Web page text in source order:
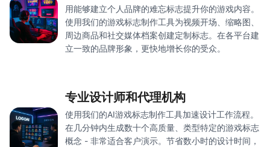
用能够建立个人品牌的难忘标志提升你的游戏内容。
使用我们的游戏标志制作工具为视频开场、缩略图、
周边商品和社交媒体档案创建定制标志。在各平台建
立一致的品牌形象，更快地增长你的受众。
专业设计师和代理机构
使用我们的AI游戏标志制作工具加速设计工作流程。
在几分钟内生成数十个高质量、类型特定的游戏标志
概念 - 非常适合客户演示。节省数小时的设计时间，